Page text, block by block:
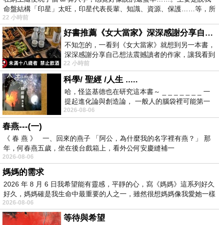
命盤結構「印星」太旺，印星代表長輩、知識、資源、保護……等，所
22 小時前
好書推薦《女大當家》深深感謝分享自己想法震撼讀者的作家，讓我看到不同樣貌的家庭！
不知怎的，一看到《女大當家》就想到另一本書，
深深感謝分享自己想法震撼讀者的作家，讓我看到
不同樣貌的家庭！ 《女大
22 小時前
科學/ 聖經 /人生 .....
哈，怪盜基德也在研究這本書～ _ _ _ _ _ _ _ 一
提起進化論與創造論， 一般人的腦袋裡可能第一
時間就有「 進化論很科
2026-08-06
春燕---(一)
《 春 燕 》 一、回來的燕子 「阿公，為什麼我的名字裡有燕？」 那
年，何春燕五歲，坐在後台戲箱上，看外公何安慶縫補一
2026-08-06
媽媽的需求
2026 年 8 月 6 日我希望能有靈感，平靜的心，寫《媽媽》這系列好久
好久，媽媽確是我生命中最重要的人之一，雖然很想媽媽像我愛她一樣
2026-08-06
等待與希望